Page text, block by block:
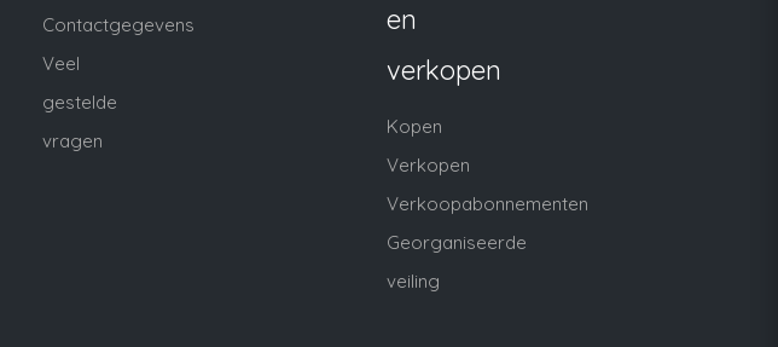
Contactgegevens
Veel
gestelde
vragen
en
verkopen
Kopen
Verkopen
Verkoopabonnementen
Georganiseerde
veiling